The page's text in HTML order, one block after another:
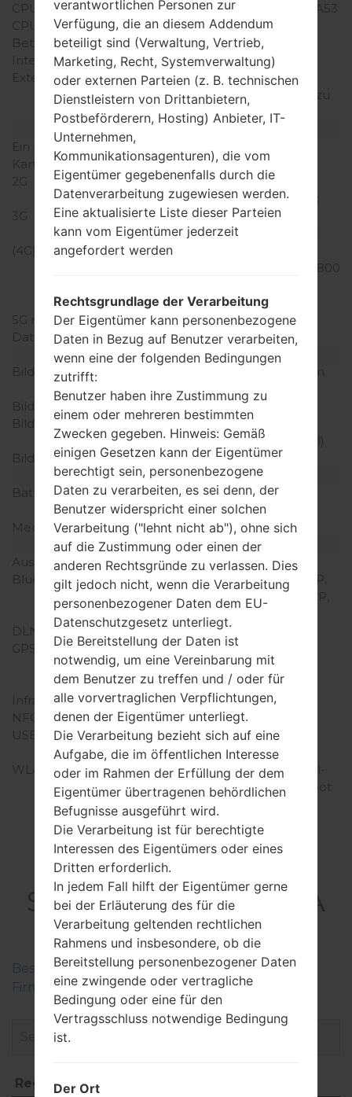
CPU
1200MHz ARM Cortex -A53
CPU-Kerne
Quad-core
Betriebsgedächtnis
2GB
Interner Speicher
16/32GB
Externer Speicher
microSD, microSDHC,
TransFlash, microSDXC zu
128 GB
Netzwerk und Daten
Ein paar Plätze für SIM-
Karten
Mikro-SIM
2G
GSM
850/900/1800/1900MHz
3G
UMTS
850/900/1900/2100MHz
(4G) LTE
(B5), LTE 900 (B8), LTE 1800
2600 (B7)
5G network
-
Daten
GPRS/EDGE
Anzeige
Bildschirmgröße
8.0 Zoll (~69% Bildschirm
zu Körper Verhältnis)
Bildschirmtyp
TN-TFT LCD
Bildschirmerweiterung
768 x 1024 Pixel (~160
Dichte der Pixel pro Zoll)
Bildschirmfarben
16M Farben
Batterie und Tastatur
Batteriekapazität
Nicht entfernbar Li-Ion
4200 mAh
Mechanische Tastatur
-
Interfaces
Ausgabe für Audio
3.5mm jack
Bluetooth
Version 4.1, A2DP, AVRCP,
DI, HFP, HID, HOGP, HSP,
MAP, OPP, PAN, PBAP
DLNA
-
GPS
Yes, A-GPS, GLONASS,
Geotagging, BeiDou,
QuickGPS
Infrarotanschluss
NFC
Ja
USB
microUSB 2.0, USB
charging
WLAN
Wi-Fi 802.11 a/b/g/n, dual-
band, WiFi Direct, hotspot
FirmwareSamsung
SM-T355Galaxy Tab A
8.0 LTE
Beschreiben Sie die Regionen der Samsung-
Firmwaren
Region
verantwortlichen Personen zur
Verfügung, die an diesem Addendum
beteiligt sind (Verwaltung, Vertrieb,
Marketing, Recht, Systemverwaltung)
oder externen Parteien (z. B. technischen
Dienstleistern von Drittanbietern,
Postbeförderern, Hosting) Anbieter, IT-
Unternehmen,
Kommunikationsagenturen), die vom
Eigentümer gegebenenfalls durch die
Datenverarbeitung zugewiesen werden.
Eine aktualisierte Liste dieser Parteien
kann vom Eigentümer jederzeit
angefordert werden
Rechtsgrundlage der Verarbeitung
Der Eigentümer kann personenbezogene
Daten in Bezug auf Benutzer verarbeiten,
wenn eine der folgenden Bedingungen
zutrifft:
Benutzer haben ihre Zustimmung zu
einem oder mehreren bestimmten
Zwecken gegeben. Hinweis: Gemäß
einigen Gesetzen kann der Eigentümer
berechtigt sein, personenbezogene
Daten zu verarbeiten, es sei denn, der
Benutzer widerspricht einer solchen
Verarbeitung ("lehnt nicht ab"), ohne sich
auf die Zustimmung oder einen der
anderen Rechtsgründe zu verlassen. Dies
gilt jedoch nicht, wenn die Verarbeitung
personenbezogener Daten dem EU-
Datenschutzgesetz unterliegt.
Die Bereitstellung der Daten ist
notwendig, um eine Vereinbarung mit
dem Benutzer zu treffen und / oder für
alle vorvertraglichen Verpflichtungen,
denen der Eigentümer unterliegt.
Die Verarbeitung bezieht sich auf eine
Aufgabe, die im öffentlichen Interesse
oder im Rahmen der Erfüllung der dem
Eigentümer übertragenen behördlichen
Befugnisse ausgeführt wird.
Die Verarbeitung ist für berechtigte
Interessen des Eigentümers oder eines
Dritten erforderlich.
In jedem Fall hilft der Eigentümer gerne
bei der Erläuterung des für die
Verarbeitung geltenden rechtlichen
Rahmens und insbesondere, ob die
Bereitstellung personenbezogener Daten
eine zwingende oder vertragliche
Bedingung oder eine für den
Vertragsschluss notwendige Bedingung
ist.
Der Ort